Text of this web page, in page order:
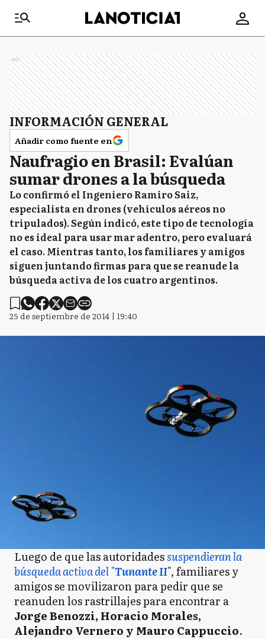
Ads
INFORMACIÓN GENERAL
Añadir como fuente en
Naufragio en Brasil: Evalúan
sumar drones a la búsqueda
Lo confirmó el Ingeniero Ramiro Saiz,
especialista en drones (vehículos aéreos no
tripulados). Según indicó, este tipo de tecnología
no es ideal para usar mar adentro, pero evaluará
el caso. Mientras tanto, los familiares y amigos
siguen juntando firmas para que se reanude la
búsqueda activa de los cuatro argentinos.
25 de septiembre de 2014 | 19:40
Luego de que las autoridadessuspendieran la
búsqueda activa del "Tunante II", familiares y
amigos se movilizaron para pedir que se
reanuden los rastrillajes para encontrar a
Jorge Benozzi, Horacio Morales,
Alejandro Vernero y Mauro Cappuccio.